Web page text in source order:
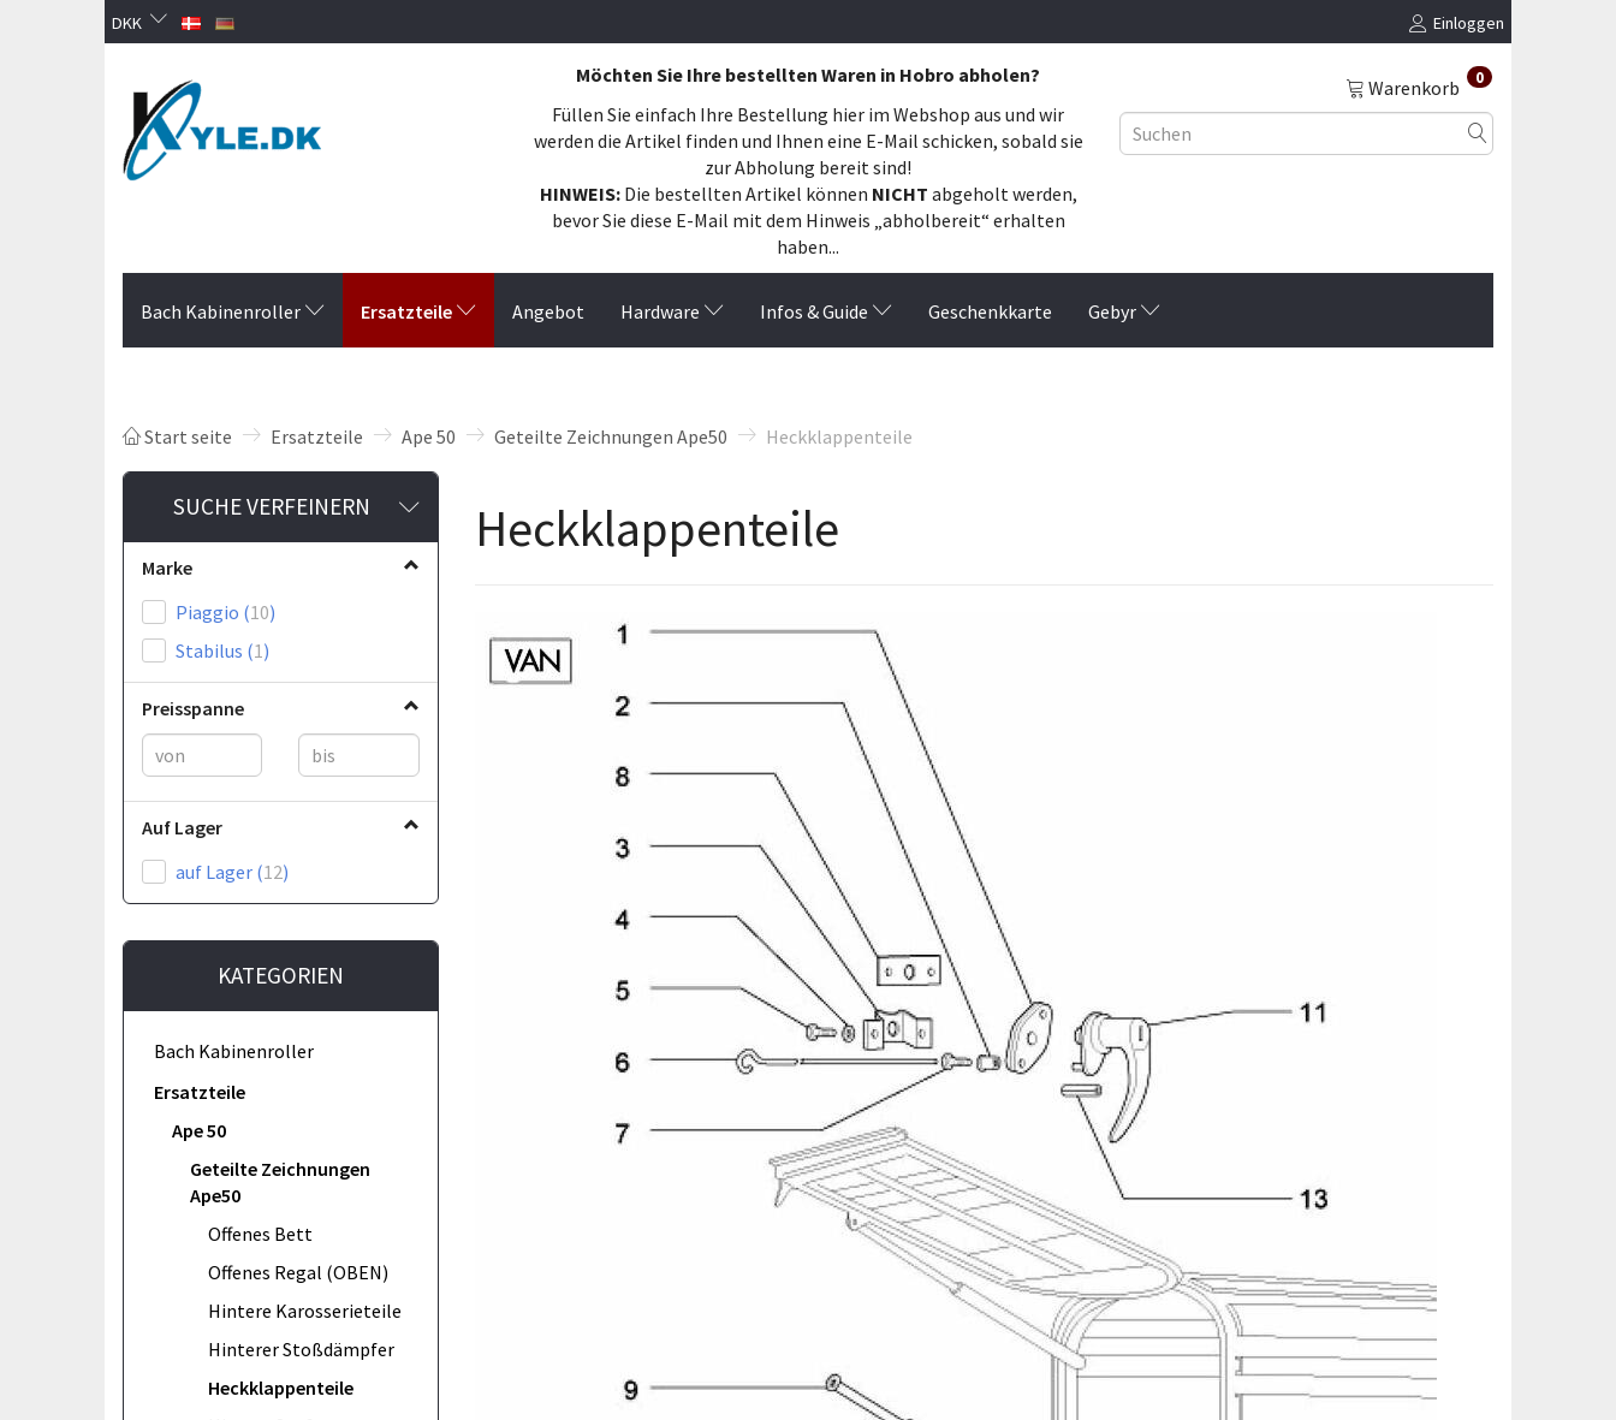
DKK Einloggen
Möchten Sie Ihre bestellten Waren in Hobro abholen?
Füllen Sie einfach Ihre Bestellung hier im Webshop aus und wir
werden die Artikel finden und Ihnen eine E-Mail schicken, sobald sie
zur Abholung bereit sind!
HINWEIS:Die bestellten Artikel können NICHT abgeholt werden,
bevor Sie diese E-Mail mit dem Hinweis „abholbereit“ erhalten
haben...
Warenkorb 0
Bach Kabinenroller Ersatzteile Angebot Hardware Infos & Guide Geschenkkarte Gebyr
Start seite Ersatzteile Ape 50 Geteilte Zeichnungen Ape50 Heckklappenteile
SUCHE VERFEINERN Anzeigenfilter
Marke
Piaggio (10)
Stabilus (1 )
Preisspanne
Auf Lager
auf Lager (12)
KATEGORIEN
Bach Kabinenroller
Ersatzteile
Ape 50
Geteilte Zeichnungen
Ape50
Offenes Bett
Offenes Regal (OBEN)
Hintere Karosserieteile
Hinterer Stoßdämpfer
Heckklappenteile
Heckklappenteile